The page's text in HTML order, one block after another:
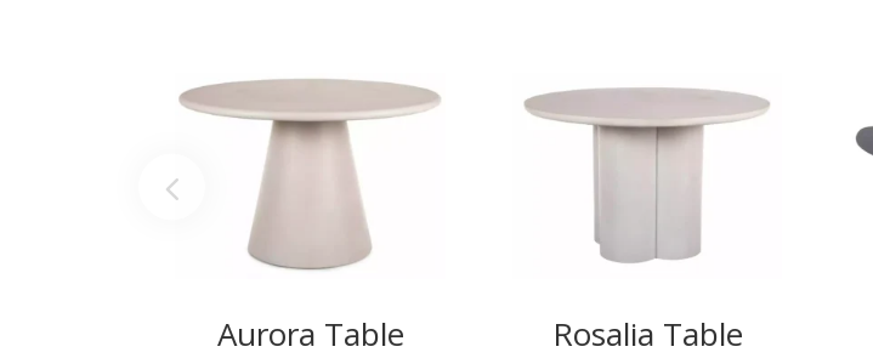
Aurora Table Rosalia Table